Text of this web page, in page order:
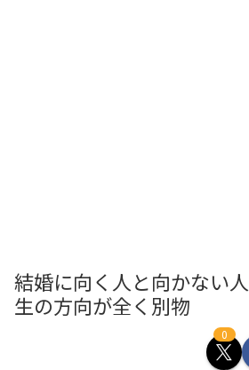
結婚に向く人と向かない
生の方向が全く別物
0